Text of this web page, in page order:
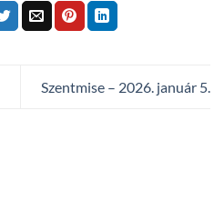
Szentmise – 2026. január 5.